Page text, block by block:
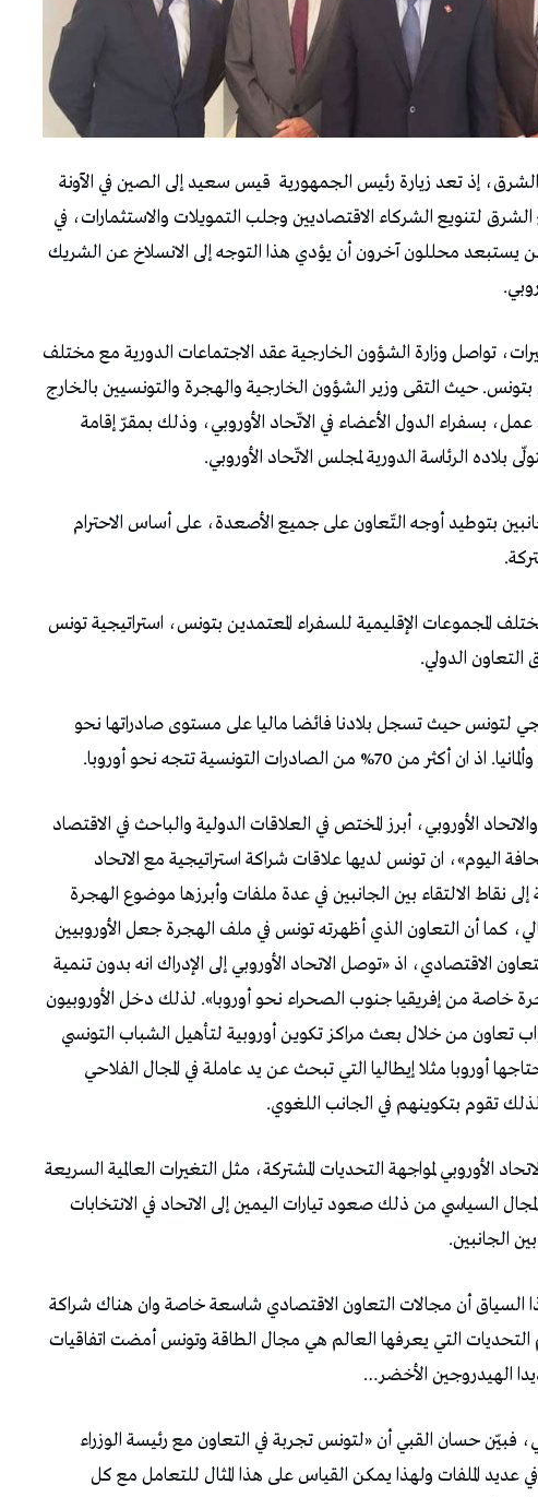
إذ تعد زيارة رئيس الجمهورية قيس سعيد إلى الصين في الآونة
لتنويع الشركاء الاقتصاديين وجلب التمويلات والاستثمارات، في
لكن يستبعد محللون آخرون أن يؤدي هذا التوجه إلى الانسلاخ عن الشريك
تواصل وزارة الشؤون الخارجية عقد الاجتماعات الدورية مع مختلف
بتونس. حيث التقى وزير الشؤون الخارجية والهجرة والتونسيين بالخارج
بسفراء الدول الأعضاء في الاتّحاد الأوروبي، وذلك بمقرّ إقامة
بلاده الرئاسة الدورية لمجلس الاتّحاد الأوروبي.
بتوطيد أوجه التّعاون على جميع الأصعدة، على أساس الاحترام
المجموعات الإقليمية للسفراء المعتمدين بتونس، استراتيجية تونس
التعاون الدولي.
لتونس حيث تسجل بلادنا فائضا ماليا على مستوى صادراتها نحو
التونسية تتجه نحو أوروبا.
الأوروبي، أبرز المختص في العلاقات الدولية والباحث في الاقتصاد
اليوم»، ان تونس لديها علاقات شراكة استراتيجية مع الاتحاد
نقاط الالتقاء بين الجانبين في عدة ملفات وأبرزها موضوع الهجرة
كما أن التعاون الذي أظهرته تونس في ملف الهجرة جعل الأوروبيين
الاقتصادي، اذ «توصل الاتحاد الأوروبي إلى الإدراك انه بدون تنمية
خاصة من إفريقيا جنوب الصحراء نحو أوروبا». لذلك دخل الأوروبيون
تعاون من خلال بعث مراكز تكوين أوروبية لتأهيل الشباب التونسي
أوروبا مثلا إيطاليا التي تبحث عن يد عاملة في المجال الفلاحي
تقوم بتكوينهم في الجانب اللغوي.
الأوروبي لمواجهة التحديات المشتركة، مثل التغيرات العالمية السريعة
السياسي من ذلك صعود تيارات اليمين إلى الاتحاد في الانتخابات
الجانبين.
السياق أن مجالات التعاون الاقتصادي شاسعة خاصة وان هناك شراكة
التحديات التي يعرفها العالم هي مجال الطاقة وتونس أمضت اتفاقيات
الهيدروجين الأخضر…
حسان القبي أن «لتونس تجربة في التعاون مع رئيسة الوزراء
في عديد الملفات ولهذا يمكن القياس على هذا المثال للتعامل مع كل